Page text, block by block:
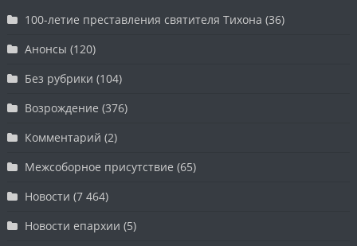
100-летие преставления святителя Тихона (36)
Анонсы (120)
Без рубрики (104)
Возрождение (376)
Комментарий (2)
Межсоборное присутствие (65)
Новости (7 464)
Новости епархии (5)